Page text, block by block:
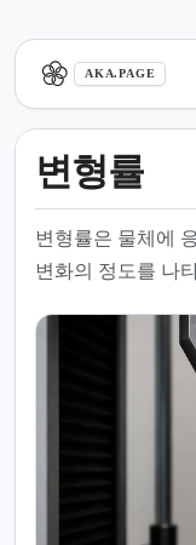
AKA.PAGE
변형률
변형률은 물체에
변화의 정도를 나